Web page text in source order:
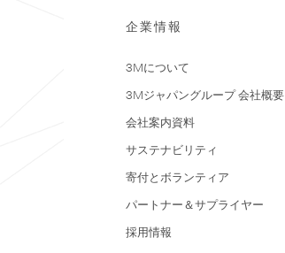
企業情報
3Mについて
3Mジャパングループ 会社概要
会社案内資料
サステナビリティ
寄付とボランティア
パートナー＆サプライヤー
採用情報